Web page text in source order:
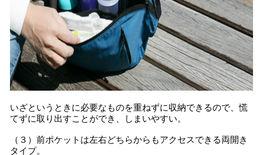
いざというときに必要なものを重ねずに収納できるので、慌
てずに取り出すことができ、しまいやすい。
（３）前ポケットは左右どちらからもアクセスできる両開き
タイプ。